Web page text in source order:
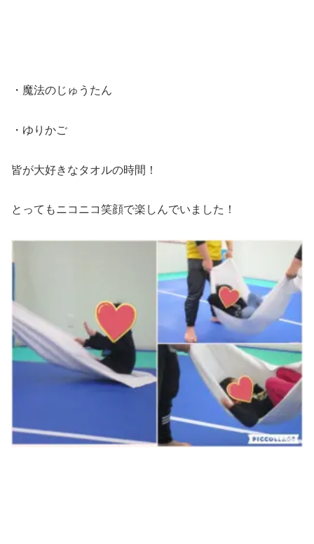
・魔法のじゅうたん
・ゆりかご
皆が大好きなタオルの時間！
とってもニコニコ笑顔で楽しんでいました！